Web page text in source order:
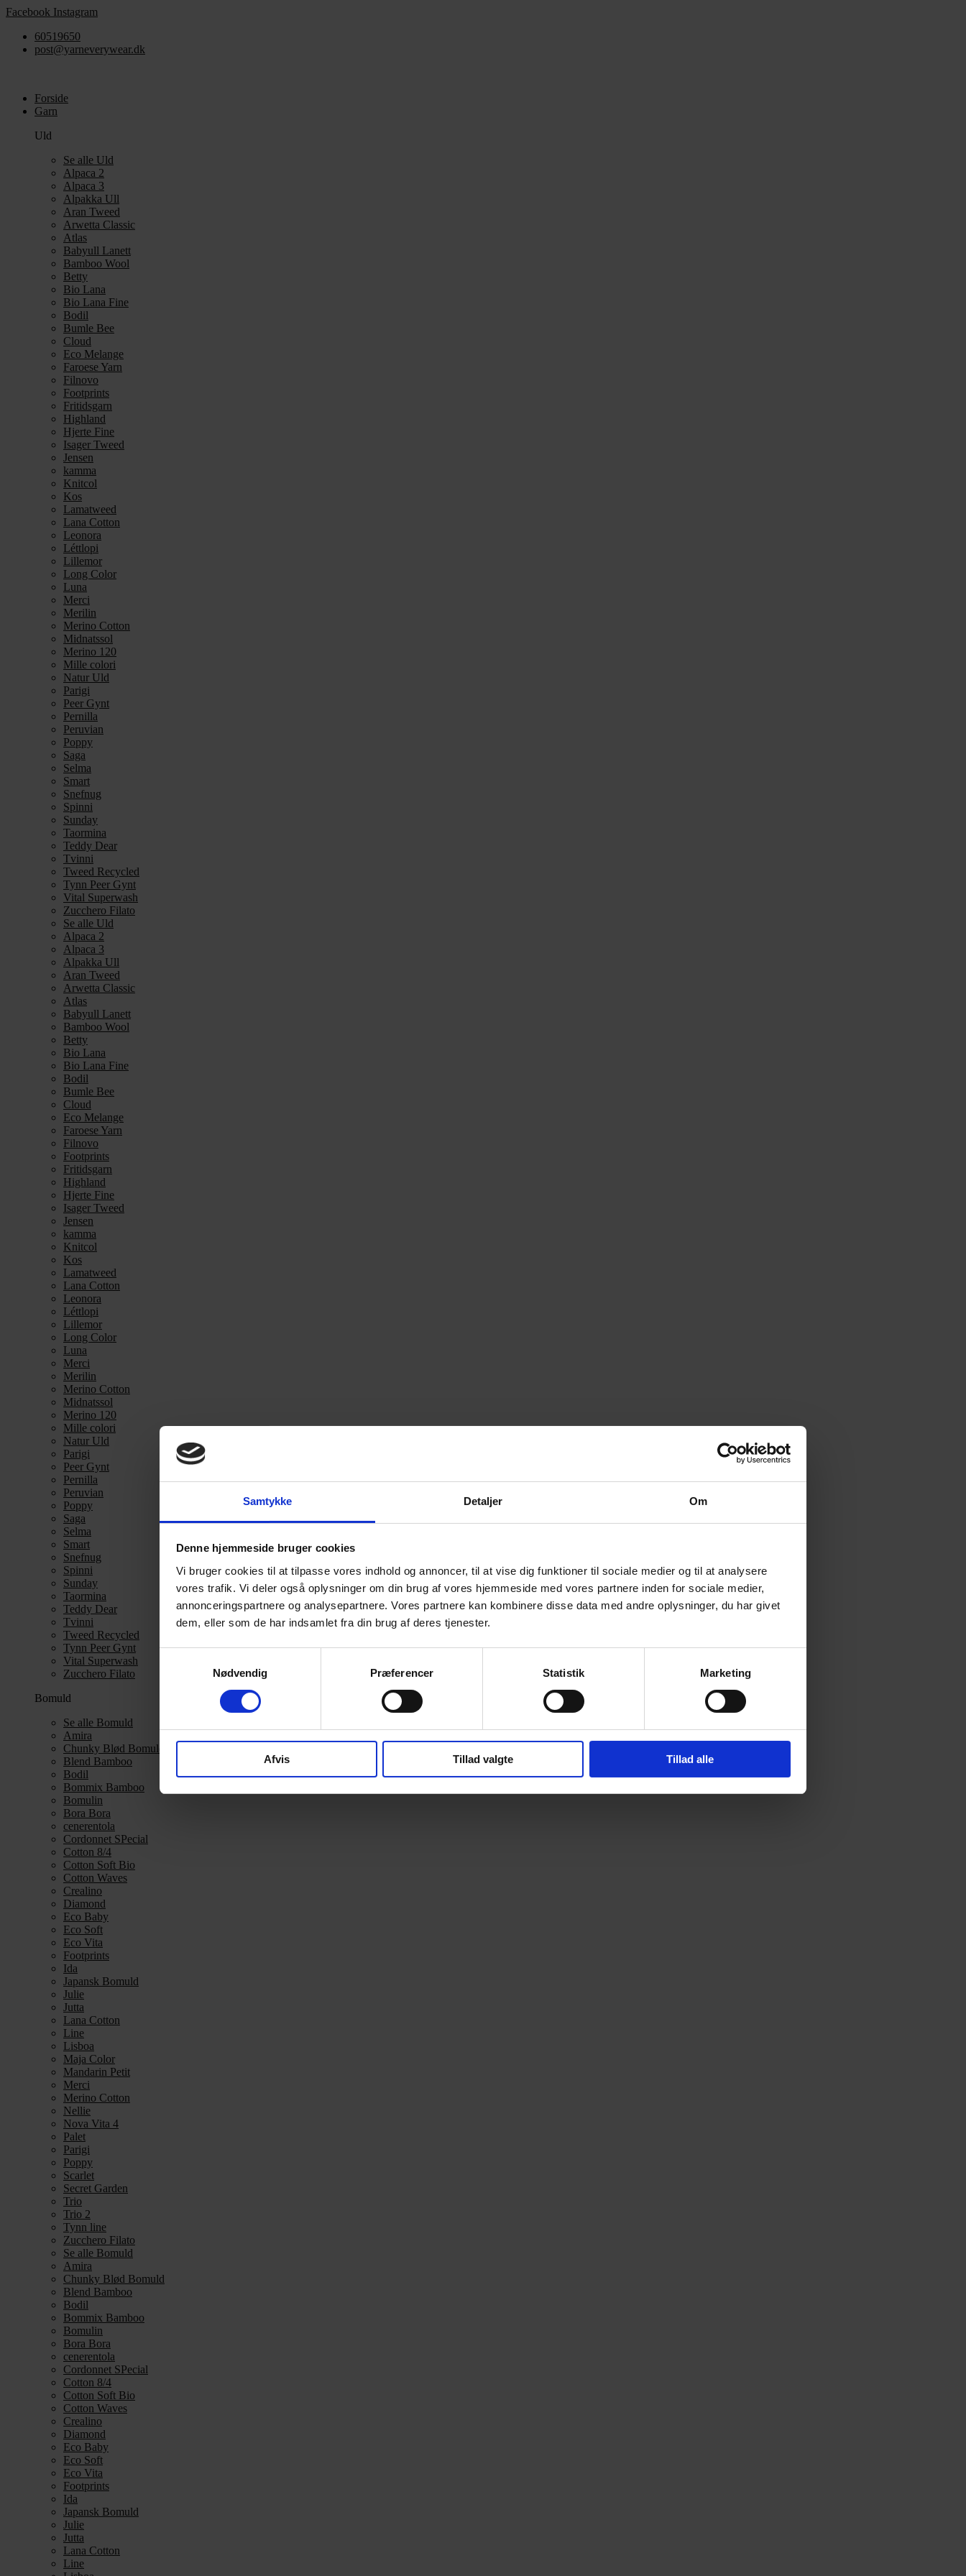
Samtykke Detaljer Om
Denne hjemmeside bruger cookies
Vi bruger cookies til at tilpasse vores indhold og annoncer, til at vise dig funktioner til sociale medier og til at analysere
vores trafik. Vi deler også oplysninger om din brug af vores hjemmeside med vores partnere inden for sociale medier,
annonceringspartnere og analysepartnere. Vores partnere kan kombinere disse data med andre oplysninger, du har givet
dem, eller som de har indsamlet fra din brug af deres tjenester.
Nødvendig
Præferencer Statistik Marketing
Afvis Tillad valgte Tillad alle
Videre
indhold
Facebook Instagram
60519650
post@yarneverywear.dk
Forside
Garn
Uld
Se alle Uld
Alpaca 2
Alpaca 3
Alpakka Ull
Aran Tweed
Arwetta Classic
Atlas
Babyull Lanett
Bamboo Wool
Betty
Bio Lana
Bio Lana Fine
Bodil
Bumle Bee
Cloud
Eco Melange
Faroese Yarn
Filnovo
Footprints
Fritidsgarn
Highland
Hjerte Fine
Isager Tweed
Jensen
kamma
Knitcol
Kos
Lamatweed
Lana Cotton
Leonora
Léttlopi
Lillemor
Long Color
Luna
Merci
Merilin
Merino Cotton
Midnatssol
Merino 120
Mille colori
Natur Uld
Parigi
Peer Gynt
Pernilla
Peruvian
Poppy
Saga
Selma
Smart
Snefnug
Spinni
Sunday
Taormina
Teddy Dear
Tvinni
Tweed Recycled
Tynn Peer Gynt
Vital Superwash
Zucchero Filato
Se alle Uld
Alpaca 2
Alpaca 3
Alpakka Ull
Aran Tweed
Arwetta Classic
Atlas
Babyull Lanett
Bamboo Wool
Betty
Bio Lana
Bio Lana Fine
Bodil
Bumle Bee
Cloud
Eco Melange
Faroese Yarn
Filnovo
Footprints
Fritidsgarn
Highland
Hjerte Fine
Isager Tweed
Jensen
kamma
Knitcol
Kos
Lamatweed
Lana Cotton
Leonora
Léttlopi
Lillemor
Long Color
Luna
Merci
Merilin
Merino Cotton
Midnatssol
Merino 120
Mille colori
Natur Uld
Parigi
Peer Gynt
Pernilla
Peruvian
Poppy
Saga
Selma
Smart
Snefnug
Spinni
Sunday
Taormina
Teddy Dear
Tvinni
Tweed Recycled
Tynn Peer Gynt
Vital Superwash
Zucchero Filato
Bomuld
Se alle Bomuld
Amira
Chunky Blød Bomuld
Blend Bamboo
Bodil
Bommix Bamboo
Bomulin
Bora Bora
cenerentola
Cordonnet SPecial
Cotton 8/4
Cotton Soft Bio
Cotton Waves
Crealino
Diamond
Eco Baby
Eco Soft
Eco Vita
Footprints
Ida
Japansk Bomuld
Julie
Jutta
Lana Cotton
Line
Lisboa
Maja Color
Mandarin Petit
Merci
Merino Cotton
Nellie
Nova Vita 4
Palet
Parigi
Poppy
Scarlet
Secret Garden
Trio
Trio 2
Tynn line
Zucchero Filato
Se alle Bomuld
Amira
Chunky Blød Bomuld
Blend Bamboo
Bodil
Bommix Bamboo
Bomulin
Bora Bora
cenerentola
Cordonnet SPecial
Cotton 8/4
Cotton Soft Bio
Cotton Waves
Crealino
Diamond
Eco Baby
Eco Soft
Eco Vita
Footprints
Ida
Japansk Bomuld
Julie
Jutta
Lana Cotton
Line